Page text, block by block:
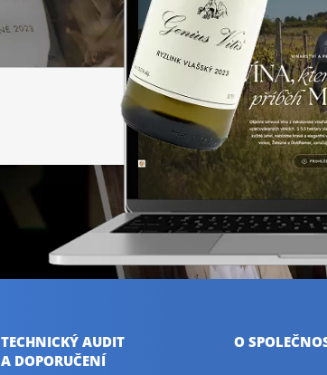
TECHNICKÝ AUDIT
A DOPORUČENÍ
O